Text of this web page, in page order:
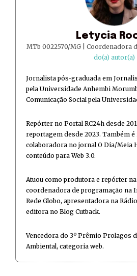
Letycia
MTb 0022570/MG | Coordenadora
do(a) autor(a)
Jornalista pós-graduada em
pela Universidade Anhembi
Comunicação Social pela
Repórter no Portal RC24h desde
reportagem desde 2023. Também
colaboradora no jornal O Dia/Meia
conteúdo para Web 3.0.
Atuou como produtora e repórter
coordenadora de programação na
Rede Globo, apresentadora na
editora no Blog Cutback.
Vencedora do 3º Prêmio Prolagos
Ambiental, categoria web.